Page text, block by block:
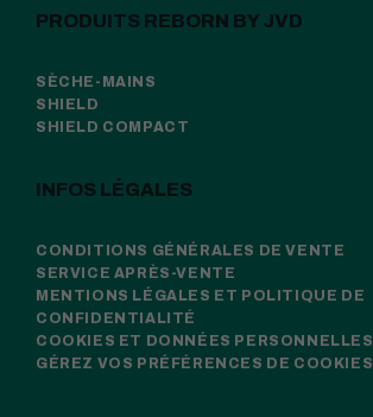
PRODUITS REBORN BY JVD
SÈCHE-MAINS
SHIELD
SHIELD COMPACT
INFOS LÉGALES
CONDITIONS GÉNÉRALES DE VENTE
SERVICE APRÈS-VENTE
MENTIONS LÉGALES ET POLITIQUE DE
CONFIDENTIALITÉ
COOKIES ET DONNÉES PERSONNELLES
GÉREZ VOS PRÉFÉRENCES DE COOKIES